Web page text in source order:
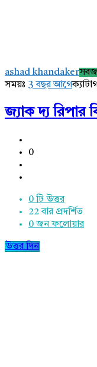
Latest
প্রশ্ন
ashad khandaker
সময়ঃ 3 বছর আগে
জ্যাক দ্য রিপার
0
0 টি উত্তর
22বার প্রদর্শিত
0 জন ফলোয়ার
উত্তর দিন